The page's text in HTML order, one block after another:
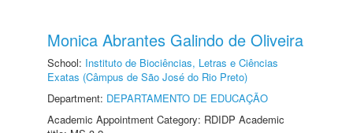
Monica Abrantes Galindo de Oliveira
School: Instituto de Biociências, Letras e Ciências
Exatas (Câmpus de São José do Rio Preto)
Department: DEPARTAMENTO DE EDUCAÇÃO
Academic Appointment Category: RDIDP Academic